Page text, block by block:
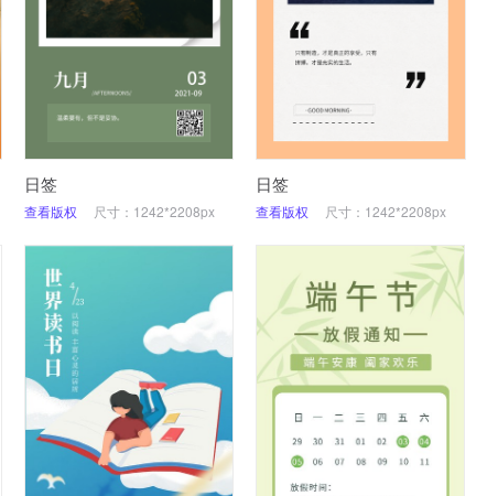
日签
查看版权 尺寸：1242*2208px
日签
查看版权 尺寸：1242*2208px